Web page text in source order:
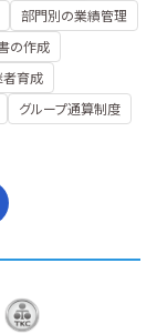
部門別の業績管理
の作成
者育成
グループ通算制度